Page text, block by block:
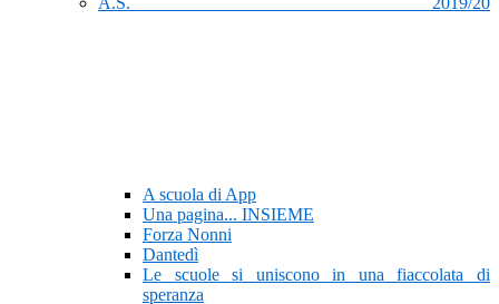
A scuola di App
Una pagina... INSIEME
Forza Nonni
Dantedì
Le scuole si uniscono in una fiaccolata di
speranza